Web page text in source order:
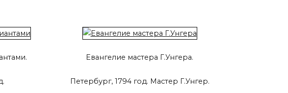
Евангелие мастера Г.Унгера.
Петербург, 1794 год. Мастер Г.Унгер.